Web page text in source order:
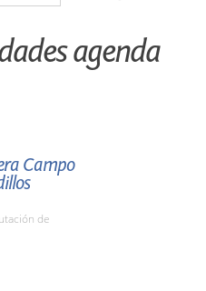
agenda
Campo
de